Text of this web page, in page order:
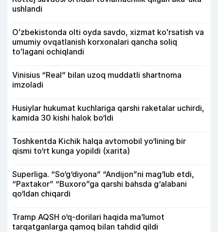
ushlandi
Oʻzbekistonda olti oyda savdo, xizmat koʻrsatish va
umumiy ovqatlanish korxonalari qancha soliq
toʻlagani ochiqlandi
Vinisius “Real” bilan uzoq muddatli shartnoma
imzoladi
Husiylar hukumat kuchlariga qarshi raketalar uchirdi,
kamida 30 kishi halok bo‘ldi
Toshkentda Kichik halqa avtomobil yo‘lining bir
qismi to‘rt kunga yopildi (xarita)
Superliga. “So‘g‘diyona” “Andijon”ni mag‘lub etdi,
“Paxtakor” “Buxoro”ga qarshi bahsda g‘alabani
qo‘ldan chiqardi
Tramp AQSH o‘q-dorilari haqida ma’lumot
tarqatganlarga qamoq bilan tahdid qildi